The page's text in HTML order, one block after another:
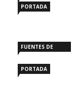
PORTADA
FUENTES DE
PORTADA